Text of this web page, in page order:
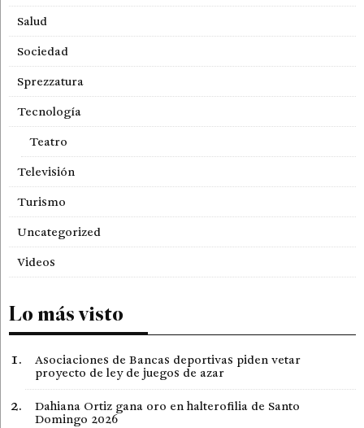
Salud
Sociedad
Sprezzatura
Tecnología
Teatro
Televisión
Turismo
Uncategorized
Videos
Lo más visto
Asociaciones de Bancas deportivas piden vetar
proyecto de ley de juegos de azar
Dahiana Ortiz gana oro en halterofilia de Santo
Domingo 2026